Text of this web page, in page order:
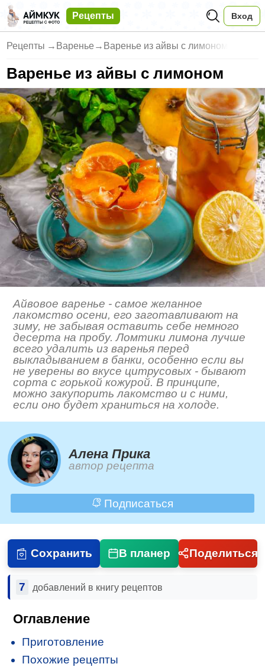
Рецепты Вход
Рецепты → Варенье → Варенье из айвы с лимоном
Варенье из айвы с лимоном
Айвовое варенье - самое желанное
лакомство осени, его заготавливают на
зиму, не забывая оставить себе немного
десерта на пробу. Ломтики лимона лучше
всего удалить из варенья перед
выкладыванием в банки, особенно если вы
не уверены во вкусе цитрусовых - бывают
сорта с горькой кожурой. В принципе,
можно закупорить лакомство и с ними,
если оно будет храниться на холоде.
Алена Прика
автор рецепта
Подписаться
Сохранить В планер Поделиться
7 добавлений в книгу рецептов
Оглавление
Приготовление
Похожие рецепты